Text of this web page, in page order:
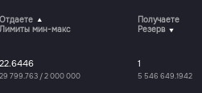
Отдаете
Лимиты мин-макс
Получаете
Резерв
22.6446
29 799.763 /2 000 000
1
5 546 649.1942